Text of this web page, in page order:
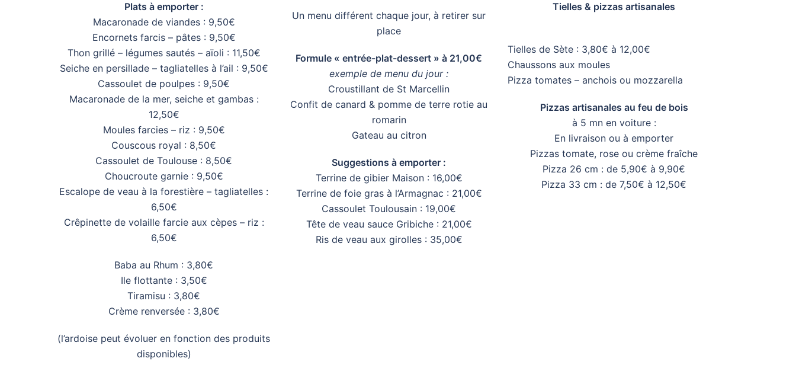
Plats à emporter :
Macaronade de viandes : 9,50€
Encornets farcis – pâtes : 9,50€
Thon grillé – légumes sautés – aïoli : 11,50€
Seiche en persillade – tagliatelles à l’ail : 9,50€
Cassoulet de poulpes : 9,50€
Macaronade de la mer, seiche et gambas :
12,50€
Moules farcies – riz : 9,50€
Couscous royal : 8,50€
Cassoulet de Toulouse : 8,50€
Choucroute garnie : 9,50€
Escalope de veau à la forestière – tagliatelles :
6,50€
Crêpinette de volaille farcie aux cèpes – riz :
6,50€
Baba au Rhum : 3,80€
Ile flottante : 3,50€
Tiramisu : 3,80€
Crème renversée : 3,80€
(l’ardoise peut évoluer en fonction des produits
disponibles)
Un menu différent chaque jour, à retirer sur
place
Formule « entrée-plat-dessert » à 21,00€
exemple de menu du jour :
Croustillant de St Marcellin
Confit de canard & pomme de terre rotie au
romarin
Gateau au citron
Suggestions à emporter :
Terrine de gibier Maison : 16,00€
Terrine de foie gras à l’Armagnac : 21,00€
Cassoulet Toulousain : 19,00€
Tête de veau sauce Gribiche : 21,00€
Ris de veau aux girolles : 35,00€
Tielles & pizzas artisanales
Tielles de Sète : 3,80€ à 12,00€
Chaussons aux moules
Pizza tomates – anchois ou mozzarella
Pizzas artisanales au feu de bois
à 5 mn en voiture :
En livraison ou à emporter
Pizzas tomate, rose ou crème fraîche
Pizza 26 cm : de 5,90€ à 9,90€
Pizza 33 cm : de 7,50€ à 12,50€